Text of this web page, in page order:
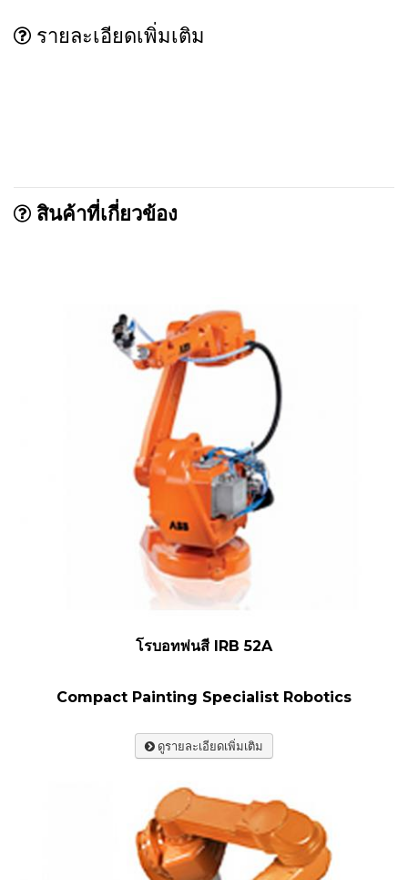
รายละเอียดเพิ่มเติม
สินค้าที่เกี่ยวข้อง
โรบอทพ่นสี IRB 52A
Compact Painting Specialist Robotics
ดูรายละเอียดเพิ่มเติม